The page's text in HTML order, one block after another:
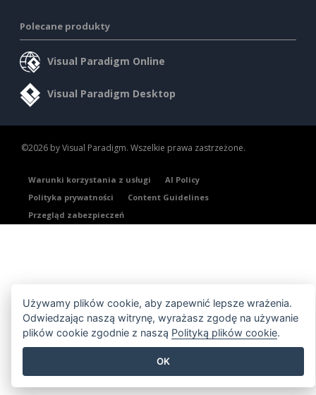
Polecane produkty
Visual Paradigm Online
Visual Paradigm Desktop
©2026 by Visual Paradigm. Wszelkie prawa zastrzeżone.
Warunki korzystania z usługi
AI Policy
Polityka prywatności
Content Guidelines
Przegląd zabezpieczeń
Używamy plików cookie, aby zapewnić lepsze wrażenia.
Odwiedzając naszą witrynę, wyrażasz zgodę na używanie
plików cookie zgodnie z naszą Polityką plików cookie.
OK